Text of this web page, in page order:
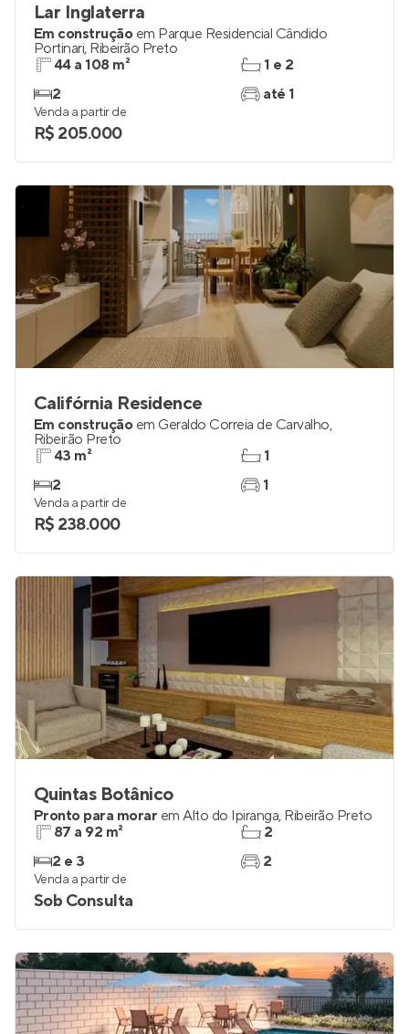
Lar Inglaterra
Em construção em Parque Residencial Cândido
Portinari, Ribeirão Preto
44 a 108 m²
2
1 e 2
até 1
Venda a partir de
R$ 205.000
Califórnia Residence
Em construção em Geraldo Correia de Carvalho,
Ribeirão Preto
43 m²
2
1
1
Venda a partir de
R$ 238.000
Quintas Botânico
Pronto para morar em Alto do Ipiranga, Ribeirão Preto
87 a 92 m²
2 e 3
2
2
Venda a partir de
Sob Consulta